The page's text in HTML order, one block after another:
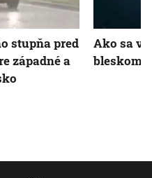
stupňa pred
západné a
Ako sa
bleskom